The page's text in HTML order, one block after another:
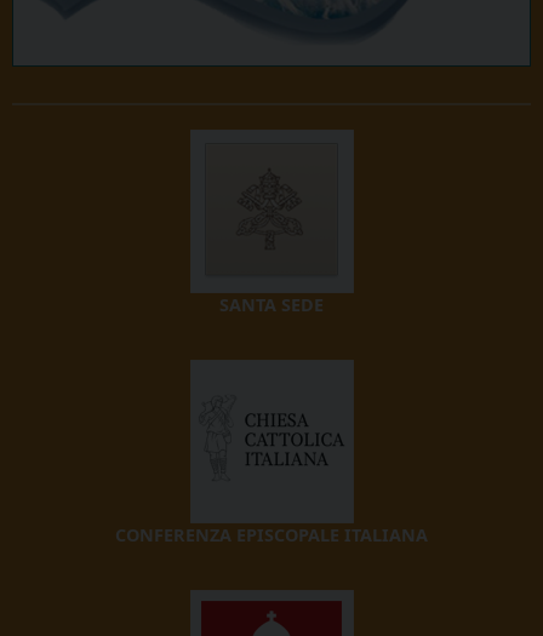
SANTA SEDE
CONFERENZA EPISCOPALE ITALIANA